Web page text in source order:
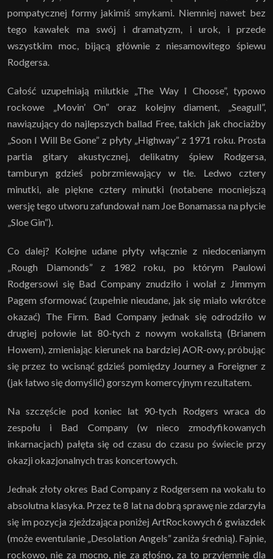
pompatycznej formy jakimiś smykami. Niemniej nawet bez
tego kawałek ma swój i dramatyzm, i urok, i przede
wszystkim moc, bijącą głównie z niesamowitego śpiewu
Rodgersa.
Całość uzupełniają milutkie „The Way I Choose”, typowo
rockowe „Movin’ On” oraz kolejny diament, „Seagull”,
nawiązujący do najlepszych ballad Free, takich jak chociażby
„Soon I Will Be Gone” z płyty „Highway” z 1971 roku. Prosta
partia gitary akustycznej, delikatny śpiew Rodgersa,
tamburyn gdzieś pobrzmiewający w tle. Ledwo cztery
minutki, ale piękne cztery minutki (notabene mocniejszą
wersję tego utworu zafundował nam Joe Bonamassa na płycie
„Sloe Gin”).
Co dalej? Kolejne udane płyty włącznie z niedocenianym
„Rough Diamonds” z 1982 roku, po którym Paulowi
Rodgersowi się Bad Company znudziło i wolał z Jimmym
Pagem sformować (zupełnie nieudane, jak się miało wkrótce
okazać) The Firm. Bad Company jednak się odrodziło w
drugiej połowie lat 80-tych z nowym wokalistą (Brianem
Howem), zmieniając kierunek na bardziej AOR-owy, próbując
się przez to wcisnąć gdzieś pomiędzy Journey a Foreigner z
(jak łatwo się domyślić) gorszym komercyjnym rezultatem.
Na szczęście pod koniec lat 90-tych Rodgers wraca do
zespołu i Bad Company (w nieco zmodyfikowanych
inkarnacjach) pałęta się od czasu do czasu po świecie przy
okazji okazjonalnych tras koncertowych.
Jednak złoty okres Bad Company z Rodgersem na wokalu to
absolutna klasyka. Przez te 8 lat na dobrą sprawę nie zdarzyła
się im pozycja zjeżdzająca poniżej ArtRockowych 6 gwiazdek
(może ewentulanie „Desolation Angels” zaniża średnią). Fajnie,
rockowo, nie za mocno, nie za głośno, za to przyjemnie dla